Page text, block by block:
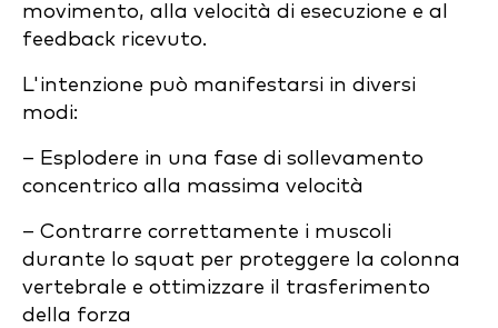
movimento, alla velocità di esecuzione e al
feedback ricevuto.
L'intenzione può manifestarsi in diversi
modi:
– Esplodere in una fase di sollevamento
concentrico alla massima velocità
– Contrarre correttamente i muscoli
durante lo squat per proteggere la colonna
vertebrale e ottimizzare il trasferimento
della forza